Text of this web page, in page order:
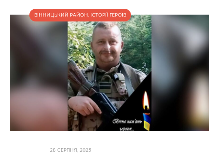
ВІННИЦЬКИЙ РАЙОН , ІСТОРІЇ ГЕРОЇВ
28 СЕРПНЯ, 2025